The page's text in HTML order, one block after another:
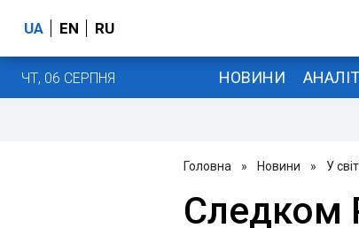
UA EN RU
ЧТ, 06 СЕРПНЯ НОВИНИ
Головна » Новини » У
Следком